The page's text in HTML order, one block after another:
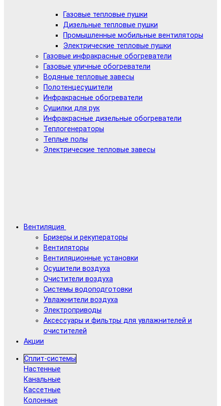
Газовые тепловые пушки
Дизельные тепловые пушки
Промышленные мобильные вентиляторы
Электрические тепловые пушки
Газовые инфракрасные обогреватели
Газовые уличные обогреватели
Водяные тепловые завесы
Полотенцесушители
Инфракрасные обогреватели
Сушилки для рук
Инфракрасные дизельные обогреватели
Теплогенераторы
Теплые полы
Электрические тепловые завесы
Вентиляция
Бризеры и рекуператоры
Вентиляторы
Вентиляционные установки
Осушители воздуха
Очистители воздуха
Системы водоподготовки
Увлажнители воздуха
Электроприводы
Аксессуары и фильтры для увлажнителей и
очистителей
Акции
Сплит-системы
Настенные
Канальные
Кассетные
Колонные